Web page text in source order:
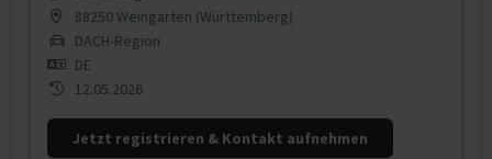
88250 Weingarten (Württemberg)
DACH-Region
DE
12.05.2026
Jetzt registrieren & Kontakt aufnehmen